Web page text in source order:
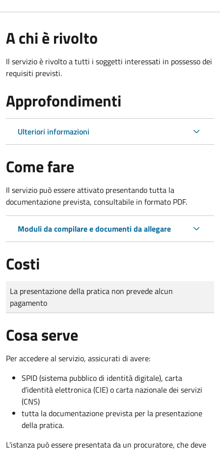
A chi è rivolto
Il servizio è rivolto a tutti i soggetti interessati in possesso dei
requisiti previsti.
Approfondimenti
Ulteriori informazioni
Come fare
Il servizio può essere attivato presentando tutta la
documentazione prevista, consultabile in formato PDF.
Moduli da compilare e documenti da allegare
Costi
Tipo di pagamento
Importo
La presentazione della pratica non prevede alcun
pagamento
Cosa serve
Per accedere al servizio, assicurati di avere:
SPID (sistema pubblico di identità digitale), carta
d’identità elettronica (CIE) o carta nazionale dei servizi
(CNS)
tutta la documentazione prevista per la presentazione
della pratica.
L'istanza può essere presentata da un procuratore, che deve